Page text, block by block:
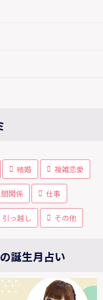
結婚 複雑恋愛
間関係 仕事
引っ越し その他
誕生月占い